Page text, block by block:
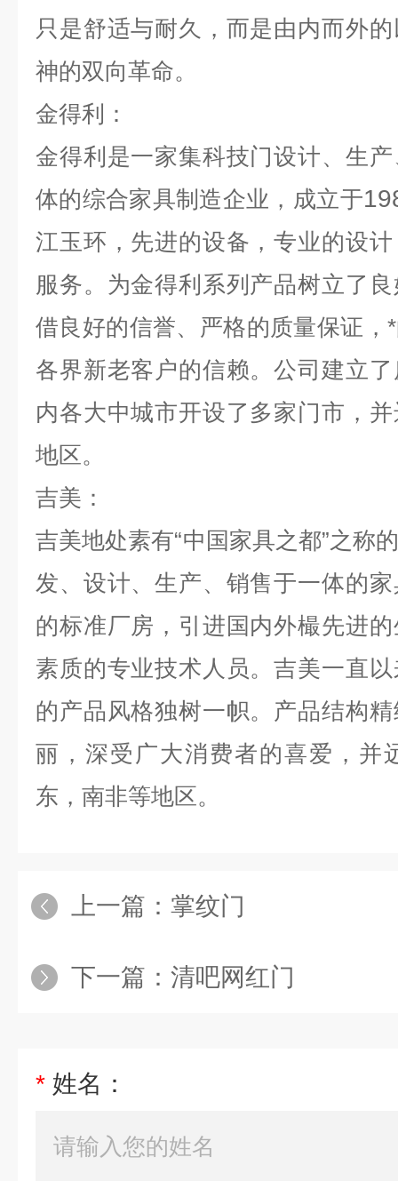
只是舒适与耐久，而是由内而外
神的双向革命。
金得利：
金得利是一家集科技门设计、生
体的综合家具制造企业，成立于
江玉环，先进的设备，专业的设
服务。为金得利系列产品树立了
借良好的信誉、严格的质量保证，
各界新老客户的信赖。公司建立
内各大中城市开设了多家门市，
地区。
吉美：
吉美地处素有“中国家具之都”之称
发、设计、生产、销售于一体的
的标准厂房，引进国内外樶先进
素质的专业技术人员。吉美一直
的产品风格独树一帜。产品结构
丽，深受广大消费者的喜爱，并
东，南非等地区。
上一篇： 掌纹门
下一篇： 清吧网红门
* 姓名：